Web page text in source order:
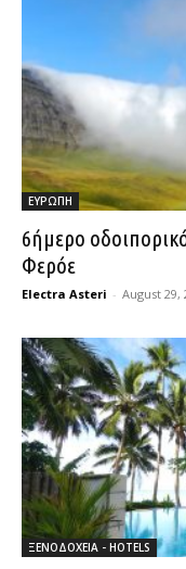
ΕΥΡΩΠΗ
6ήμερο
Φερόε
Electra Asteri - August 29,
ΞΕΝΟΔΟΧΕΙΑ - HOTELS